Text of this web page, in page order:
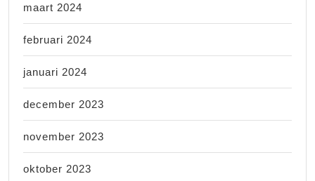
maart 2024
februari 2024
januari 2024
december 2023
november 2023
oktober 2023